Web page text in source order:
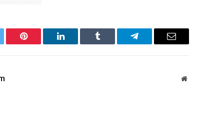
Pinterest LinkedIn Tumblr Telegram Email
Website